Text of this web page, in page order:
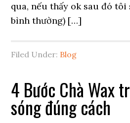
qua, nếu thấy ok sau đó
bình thường) […]
Filed Under: Blog
4 Bước Chà Wax
sóng đúng cách